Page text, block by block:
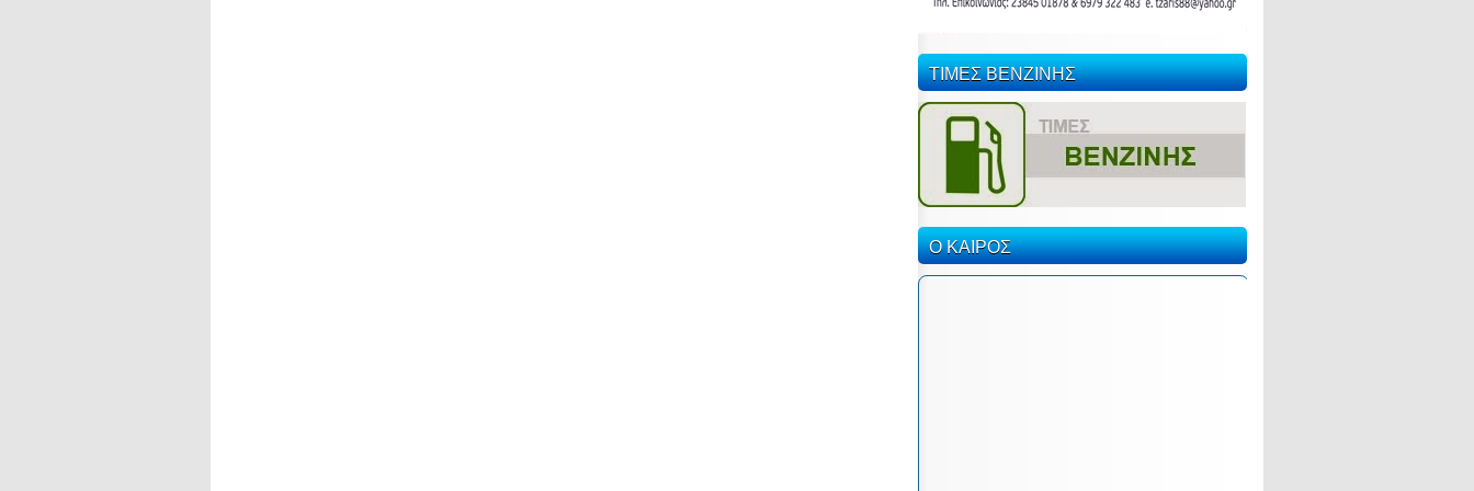
ΤΙΜΕΣ ΒΕΝΖΙΝΗΣ
Ο ΚΑΙΡΟΣ